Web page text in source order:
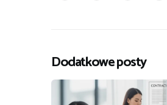
Dodatkowe posty